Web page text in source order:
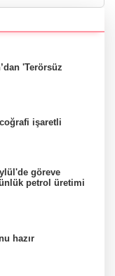
'Terörsüz
işaretli
göreve
petrol üretimi
hazır